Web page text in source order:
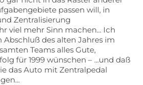
passen will, in
Zentralisierung
viel mehr Sinn machen... Ich
des alten Jahres im
Teams alles Gute,
für 1999 wünschen – ...und daß
das Auto mit Zentralpedal